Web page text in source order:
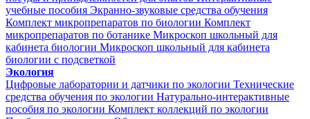
учебные пособия Экранно-звуковые средства обучения
Комплект микропрепаратов по биологии Комплект
микропрепаратов по ботанике Микроскоп школьный для
кабинета биологии Микроскоп школьный для кабинета
биологии с подсветкой
Экология
Цифровые лаборатории и датчики по экологии Технические
средства обучения по экологии Натурально-интерактивные
пособия по экологии Комплект коллекций по экологии